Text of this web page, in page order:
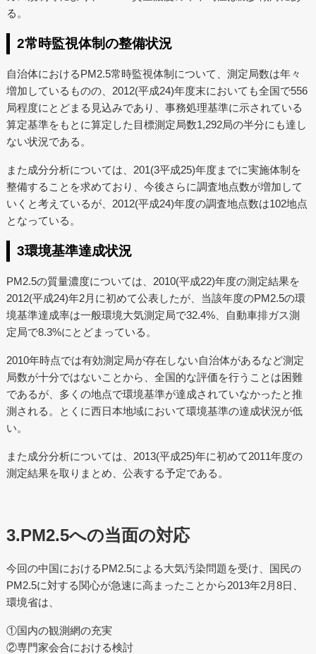
る。
2常時監視体制の整備状況
自治体におけるPM2.5常時監視体制について、測定局数は年々
増加しているものの、2012(平成24)年度末においても全国で556
局程度にとどまる見込みであり、事務処理基準に示されている
算定基準をもとに算定した目標測定局数1,292局の半分にも達し
ない状況である。
また成分分析については、201(3平成25)年度までに実施体制を
整備することを求めており、今後さらに調査地点数が増加して
いくと考えているが、2012(平成24)年度の調査地点数は102地点
となっている。
3環境基準達成状況
PM2.5の質量濃度については、2010(平成22)年度の測定結果を
2012(平成24)年2月に初めて公表したが、当該年度のPM2.5の環
境基準達成率は一般環境大気測定局で32.4%、自動車排ガス測
定局で8.3%にとどまっている。
2010年時点では有効測定局が存在しない自治体があるなど測定
局数が十分ではないことから、全国的な評価を行うことは困難
であるが、多くの地点で環境基準が達成されていなかったと推
測される。とくに西日本地域において環境基準の達成状況が低
い。
また成分分析については、2013(平成25)年に初めて2011年度の
測定結果を取りまとめ、公表する予定である。
3.PM2.5への当面の対応
今回の中国におけるPM2.5による大気汚染問題を受け、国民の
PM2.5に対する関心が急速に高まったことから2013年2月8日、
環境省は、
①国内の観測網の充実
②専門家会合における検討